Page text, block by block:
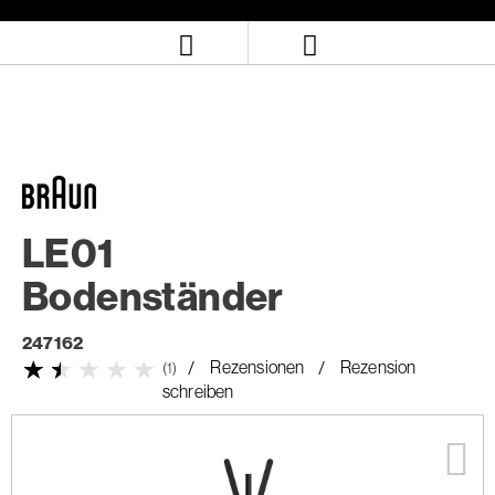
LE01
Bodenständer
247162
(1) Rezensionen
Rezension
schreiben